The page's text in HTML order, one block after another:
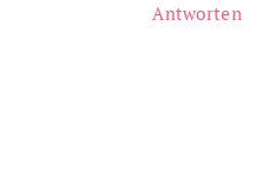
Antworten